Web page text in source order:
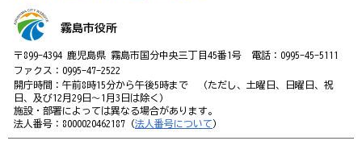
霧島市役所
〒899-4394 鹿児島県 霧島市国分中央三丁目45番1号 電話：0995-45-5111
ファクス：0995-47-2522
開庁時間：午前8時15分から午後5時まで （ただし、土曜日、日曜日、祝
日、及び12月29日～1月3日は除く）
施設・部署によっては異なる場合があります。
法人番号：8000020462187（法人番号について）